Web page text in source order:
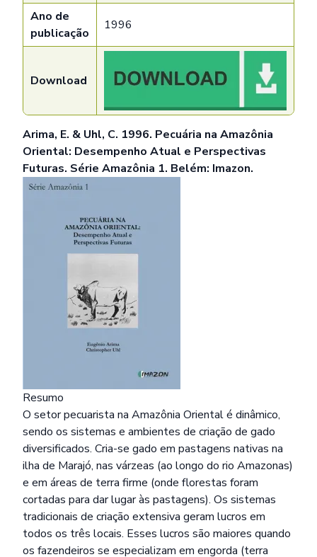
Ano de
publicação
1996
Download
Arima, E. & Uhl, C. 1996. Pecuária na Amazônia
Oriental: Desempenho Atual e Perspectivas
Futuras. Série Amazônia 1. Belém: Imazon.
Resumo
O setor pecuarista na Amazônia Oriental é dinâmico,
sendo os sistemas e ambientes de criação de gado
diversificados. Cria-se gado em pastagens nativas na
ilha de Marajó, nas várzeas (ao longo do rio Amazonas)
e em áreas de terra firme (onde florestas foram
cortadas para dar lugar às pastagens). Os sistemas
tradicionais de criação extensiva geram lucros em
todos os três locais. Esses lucros são maiores quando
os fazendeiros se especializam em engorda (terra